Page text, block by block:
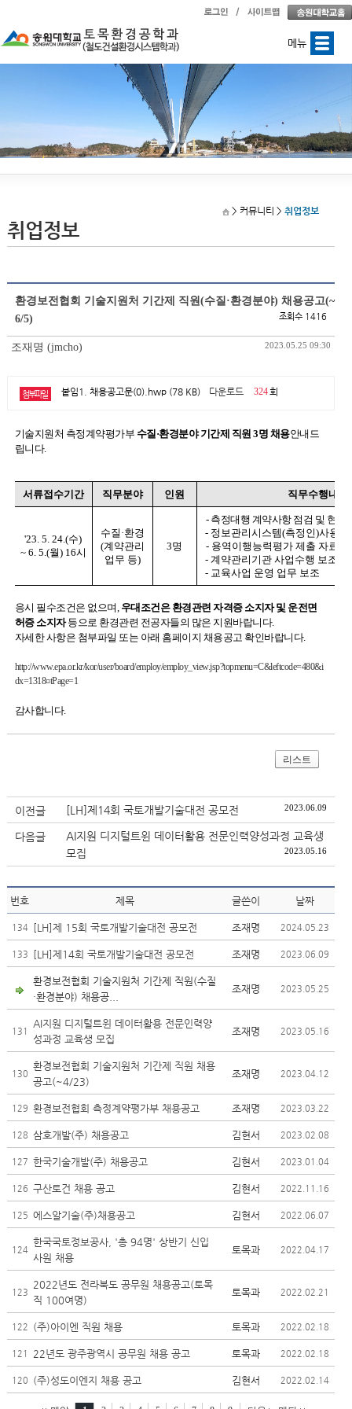
메뉴
> 커뮤니티 > 취업정보
취업정보
환경보전협회 기술지원처 기간제 직원(수질·환경분야) 채용공고(~
6/5)
조회수 1416
조재명 (jmcho) 2023.05.25 09:30
첨부파일 붙임1. 채용공고문(0).hwp (78 KB) 다운로드 324회
기술지원처 측정계약평가부 수질·환경분야 기간제 직원 3명 채용안내드
립니다.
서류접수기간 직무분야 인원 직무수행내용
'23. 5. 24.(수)
~ 6. 5.(월) 16시
수질·환경
(계약관리
업무 등)
3명
- 측정대행 계약사항 점검 및 현장
- 정보관리시스템(측정인)사용
- 용역이행능력평가 제출 자료
- 계약관리기관 사업수행 보조
- 교육사업 운영 업무 보조
응시 필수조건은 없으며, 우대조건은 환경관련 자격증 소지자 및 운전면
허증 소지자등으로 환경관련 전공자들의 많은 지원바랍니다.
자세한 사항은 첨부파일 또는 아래 홈페이지 채용공고 확인바랍니다.
http://www.epa.or.kr/kor/user/board/employ/employ_view.jsp?topmenu=C&leftcode=480&i
dx=1318¤tPage=1
감사합니다.
리스트
이전글 [LH]제14회 국토개발기술대전 공모전 2023.06.09
다음글
AI지원 디지털트윈 데이터활용 전문인력양성과정 교육생
모집
2023.05.16
번호 제목 글쓴이 날짜
134 [LH]제 15회 국토개발기술대전 공모전 조재명 2024.05.23
133 [LH]제14회 국토개발기술대전 공모전 조재명 2023.06.09
환경보전협회 기술지원처 기간제 직원(수질
·환경분야) 채용공...
조재명 2023.05.25
131
AI지원 디지털트윈 데이터활용 전문인력양
성과정 교육생 모집
조재명 2023.05.16
130
환경보전협회 기술지원처 기간제 직원 채용
공고(~4/23)
조재명 2023.04.12
129 환경보전협회 측정계약평가부 채용공고 조재명 2023.03.22
128 삼호개발(주) 채용공고 김현서 2023.02.08
127 한국기술개발(주) 채용공고 김현서 2023.01.04
126 구산토건 채용 공고 김현서 2022.11.16
125 에스알기술(주)채용공고 김현서 2022.06.07
124
한국국토정보공사, '총 94명' 상반기 신입
사원 채용
토목과 2022.04.17
123
2022년도 전라북도 공무원 채용공고(토목
직 100여명)
토목과 2022.02.21
122 (주)아이엔 직원 채용 토목과 2022.02.18
121 22년도 광주광역시 공무원 채용 공고 토목과 2022.02.18
120 (주)성도이엔지 채용 공고 김현서 2022.02.14